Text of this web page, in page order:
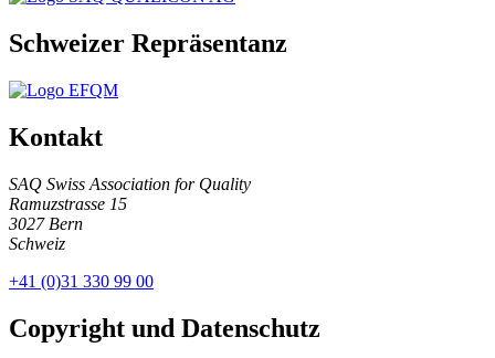
Schweizer Repräsentanz
Kontakt
SAQ Swiss Association for Quality
Ramuzstrasse 15
3027 Bern
Schweiz
+41 (0)31 330 99 00
Copyright und Datenschutz